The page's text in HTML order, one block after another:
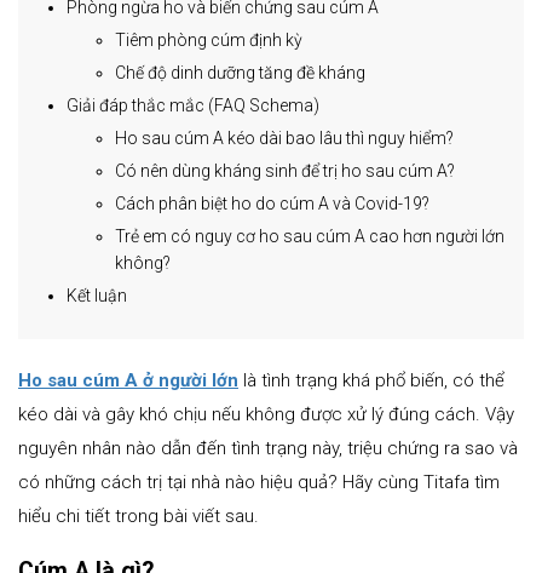
Phòng ngừa ho và biến chứng sau cúm A
Tiêm phòng cúm định kỳ
Chế độ dinh dưỡng tăng đề kháng
Giải đáp thắc mắc (FAQ Schema)
Ho sau cúm A kéo dài bao lâu thì nguy hiểm?
Có nên dùng kháng sinh để trị ho sau cúm A?
Cách phân biệt ho do cúm A và Covid-19?
Trẻ em có nguy cơ ho sau cúm A cao hơn người lớn
không?
Kết luận
Ho sau cúm A ở người lớn là tình trạng khá phổ biến, có thể
kéo dài và gây khó chịu nếu không được xử lý đúng cách. Vậy
nguyên nhân nào dẫn đến tình trạng này, triệu chứng ra sao và
có những cách trị tại nhà nào hiệu quả? Hãy cùng Titafa tìm
hiểu chi tiết trong bài viết sau.